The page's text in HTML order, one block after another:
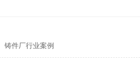
铸件厂行业案例